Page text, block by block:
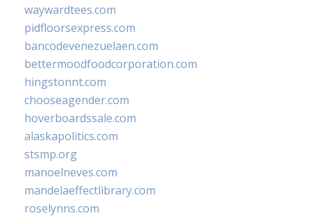
waywardtees.com
pidfloorsexpress.com
bancodevenezuelaen.com
bettermoodfoodcorporation.com
hingstonnt.com
chooseagender.com
hoverboardssale.com
alaskapolitics.com
stsmp.org
manoelneves.com
mandelaeffectlibrary.com
roselynns.com